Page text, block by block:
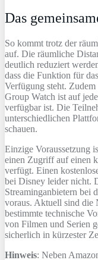
Das
So kommt trotz der
auf. Die räumliche
deutlich reduziert
dass die Funktion für
Verfügung steht.
Group Watch ist auf
verfügbar ist. Die
unterschiedlichen
schauen.
Einzige Voraussetzung
einen Zugriff auf einen
verfügt. Einen
bei Disney leider nicht.
Streaminganbietern bei
voraus. Aktuell sind die
bestimmte technische
von Filmen und Serien
sicherlich in kürzester
Hinweis: Neben